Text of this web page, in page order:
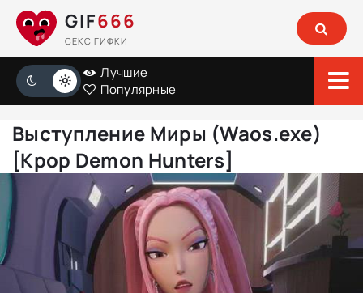
GIF666
СЕКС ГИФКИ
Лучшие
Популярные
Выступление Миры (Waos.exe)
[Kpop Demon Hunters]